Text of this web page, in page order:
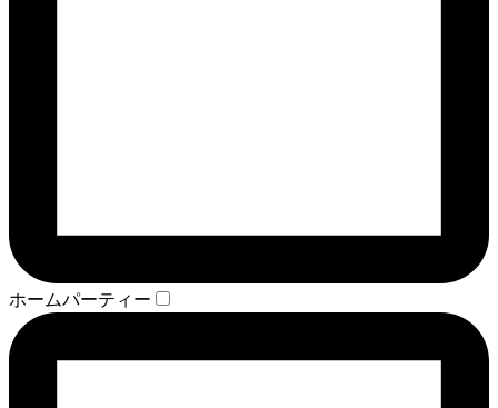
ホームパーティー